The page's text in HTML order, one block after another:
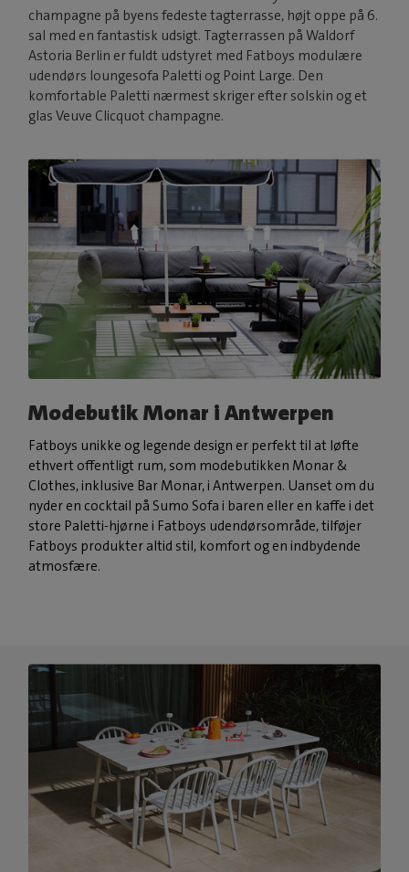
champagne på byens fedeste tagterrasse, højt oppe på 6.
sal med en fantastisk udsigt. Tagterrassen på Waldorf
Astoria Berlin er fuldt udstyret med Fatboys modulære
udendørs loungesofa Paletti og Point Large. Den
komfortable Paletti nærmest skriger efter solskin og et
glas Veuve Clicquot champagne.
Modebutik Monar i Antwerpen
Fatboys unikke og legende design er perfekt til at løfte
ethvert offentligt rum, som modebutikken Monar &
Clothes, inklusive Bar Monar, i Antwerpen. Uanset om du
nyder en cocktail på Sumo Sofa i baren eller en kaffe i det
store Paletti-hjørne i Fatboys udendørsområde, tilføjer
Fatboys produkter altid stil, komfort og en indbydende
atmosfære.